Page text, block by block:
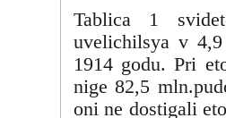
Tablica 1
uvelichilsya v
1914 godu. Pri
nige 82,5
oni ne dostigali